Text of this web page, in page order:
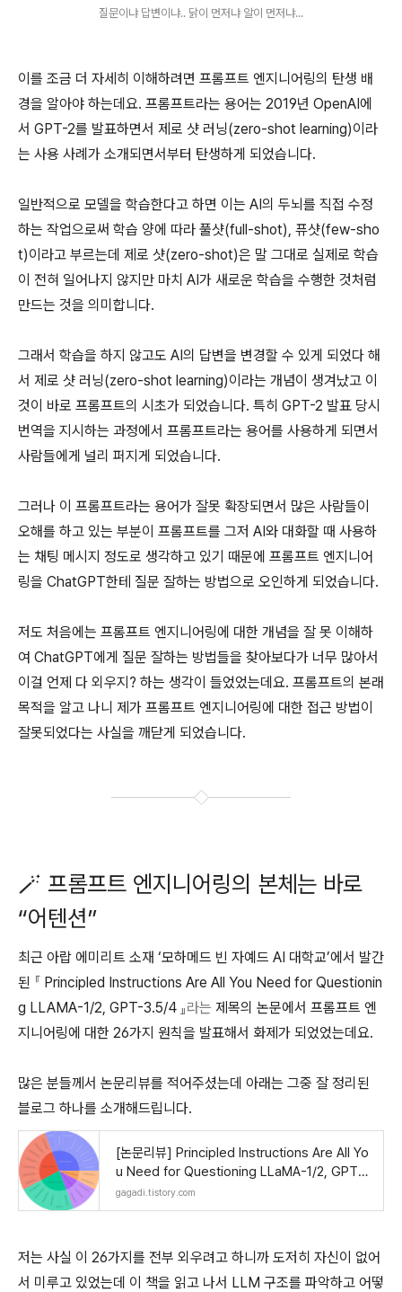
질문이냐 답변이냐.. 닭이 먼저냐 알이 먼저냐...
이를 조금 더 자세히 이해하려면 프롬프트 엔지니어링의 탄생 배
경을 알아야 하는데요. 프롬프트라는 용어는 2019년 OpenAI에
서 GPT-2를 발표하면서 제로 샷 러닝(zero-shot learning)이라
는 사용 사례가 소개되면서부터 탄생하게 되었습니다.
일반적으로 모델을 학습한다고 하면 이는 AI의 두뇌를 직접 수정
하는 작업으로써 학습 양에 따라 풀샷(full-shot), 퓨샷(few-sho
t)이라고 부르는데 제로 샷(zero-shot)은 말 그대로 실제로 학습
이 전혀 일어나지 않지만 마치 AI가 새로운 학습을 수행한 것처럼
만드는 것을 의미합니다.
그래서 학습을 하지 않고도 AI의 답변을 변경할 수 있게 되었다 해
서 제로 샷 러닝(zero-shot learning)이라는 개념이 생겨났고 이
것이 바로 프롬프트의 시초가 되었습니다. 특히 GPT-2 발표 당시
번역을 지시하는 과정에서 프롬프트라는 용어를 사용하게 되면서
사람들에게 널리 퍼지게 되었습니다.
그러나 이 프롬프트라는 용어가 잘못 확장되면서 많은 사람들이
오해를 하고 있는 부분이 프롬프트를 그저 AI와 대화할 때 사용하
는 채팅 메시지 정도로 생각하고 있기 때문에 프롬프트 엔지니어
링을 ChatGPT한테 질문 잘하는 방법으로 오인하게 되었습니다.
저도 처음에는 프롬프트 엔지니어링에 대한 개념을 잘 못 이해하
여 ChatGPT에게 질문 잘하는 방법들을 찾아보다가 너무 많아서
이걸 언제 다 외우지? 하는 생각이 들었었는데요. 프롬프트의 본래
목적을 알고 나니 제가 프롬프트 엔지니어링에 대한 접근 방법이
잘못되었다는 사실을 깨닫게 되었습니다.
🪄 프롬프트 엔지니어링의 본체는 바로
“어텐션”
최근 아랍 에미리트 소재 ‘모하메드 빈 자예드 AI 대학교’에서 발간
된 『 Principled Instructions Are All You Need for Questionin
g LLAMA-1/2, GPT-3.5/4 』라는 제목의 논문에서 프롬프트 엔
지니어링에 대한 26가지 원칙을 발표해서 화제가 되었었는데요.
많은 분들께서 논문리뷰를 적어주셨는데 아래는 그중 잘 정리된
블로그 하나를 소개해드립니다.
[논문리뷰] Principled Instructions Are All Yo
u Need for Questioning LLaMA-1/2, GPT-
3.5/4 (2024)
gagadi.tistory.com
저는 사실 이 26가지를 전부 외우려고 하니까 도저히 자신이 없어
서 미루고 있었는데 이 책을 읽고 나서 LLM 구조를 파악하고 어떻